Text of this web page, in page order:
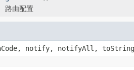
路由配置
notify, notifyAll,